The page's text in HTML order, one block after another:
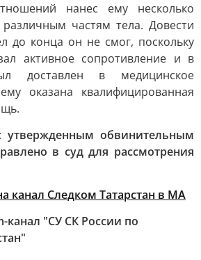
нанес ему несколько
частям тела. Довести
до конца он не смог, поскольку
активное сопротивление и в
доставлен в медицинское
оказана квалифицированная
утвержденным обвинительным
в суд для рассмотрения
канал Следком Татарстан в МА
канал "СУ СК России по